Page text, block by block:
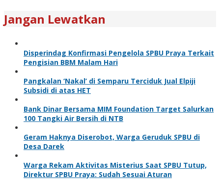
Jangan Lewatkan
Disperindag Konfirmasi Pengelola SPBU Praya Terkait
Pengisian BBM Malam Hari
Pangkalan ‘Nakal’ di Semparu Terciduk Jual Elpiji
Subsidi di atas HET
Bank Dinar Bersama MIM Foundation Target Salurkan
100 Tangki Air Bersih di NTB
Geram Haknya Diserobot, Warga Geruduk SPBU di
Desa Darek
Warga Rekam Aktivitas Misterius Saat SPBU Tutup,
Direktur SPBU Praya: Sudah Sesuai Aturan